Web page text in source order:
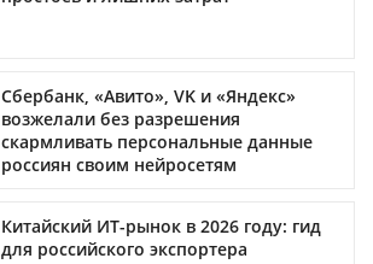
Сбербанк, «Авито», VK и «Яндекс»
возжелали без разрешения
скармливать персональные данные
россиян своим нейросетям
Китайский ИТ-рынок в 2026 году: гид
для российского экспортера